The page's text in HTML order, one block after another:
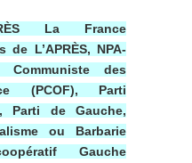
La France
L’APRÈS, NPA-
Communiste des
(PCOF), Parti
Parti de Gauche,
ou Barbarie
Gauche